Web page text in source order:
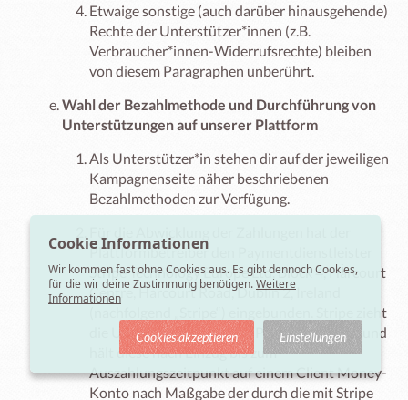
Etwaige sonstige (auch darüber hinausgehende)
Rechte der Unterstützer*innen (z.B.
Verbraucher*innen-Widerrufsrechte) bleiben
von diesem Paragraphen unberührt.
Wahl der Bezahlmethode und Durchführung von
Unterstützungen auf unserer Plattform
Als Unterstützer*in stehen dir auf der jeweiligen
Kampagnenseite näher beschriebenen
Bezahlmethoden zur Verfügung.
Plattformbetreiber den Paymentdienstleister
Stripe Technology Europe Ltd, Block 4, Harcourt
Centre, Harcourt Road, Dublin 2, Ireland
(nachfolgend „Stripe“) eingebunden. Stripe zieht
die Unterstützungen nach Projekterfolg ein und
hält diese nach Einzug bis zum
Auszahlungszeitpunkt auf einem Client Money-
Konto nach Maßgabe der durch die mit Stripe
Cookie Informationen
Wir kommen fast ohne Cookies aus. Es gibt dennoch Cookies,
für die wir deine Zustimmung benötigen.Weitere
Informationen
Cookies akzeptieren Einstellungen